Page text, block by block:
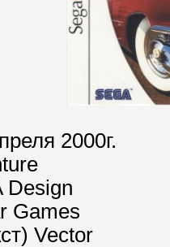
2000г.
Design
Games
Vector